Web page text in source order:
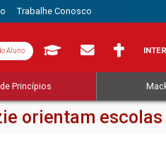
Trabalhe Conosco
Aluno
Princípios
orientam